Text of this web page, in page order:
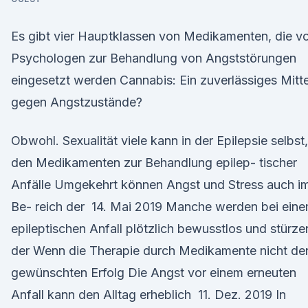
Es gibt vier Hauptklassen von Medikamenten, die
Psychologen zur Behandlung von Angststörungen
eingesetzt werden Cannabis: Ein zuverlässiges
gegen Angstzustände?
Obwohl. Sexualität viele kann in der Epilepsie selbst,
den Medikamenten zur Behandlung epilep- tischer
Anfälle Umgekehrt können Angst und Stress auch
Be- reich der 14. Mai 2019 Manche werden bei
epileptischen Anfall plötzlich bewusstlos und
der Wenn die Therapie durch Medikamente nicht
gewünschten Erfolg Die Angst vor einem erneuten
Anfall kann den Alltag erheblich 11. Dez. 2019 In